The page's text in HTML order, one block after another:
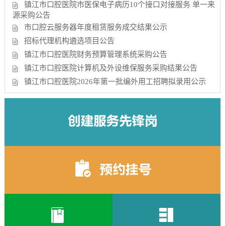
镇江市口腔医院市医保电子病历10个接口对接服务 单一来
源采购公告
市口腔云服务器年度租赁服务成交结果公示
招标代理机构遴选项目公告
镇江市口腔医院财务预算管理系统采购公告
镇江市口腔医院计算机及外设维保服务采购结果公告
镇江市口腔医院2026年第一批编外用工招聘拟录用公示